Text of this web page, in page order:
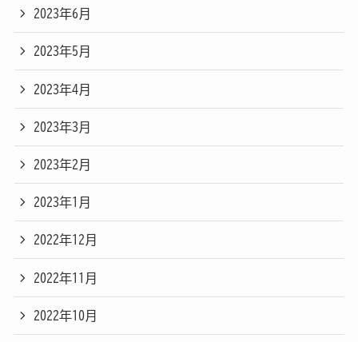
2023年6月
2023年5月
2023年4月
2023年3月
2023年2月
2023年1月
2022年12月
2022年11月
2022年10月